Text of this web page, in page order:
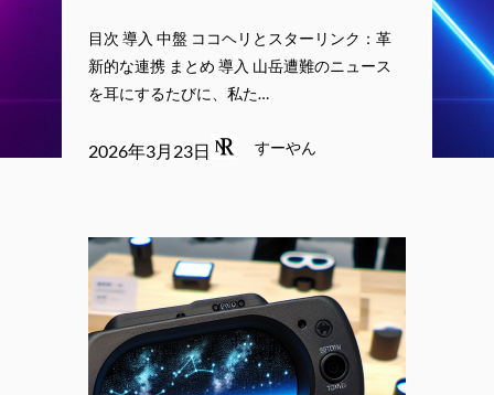
目次 導入 中盤 ココヘリとスターリンク：革
新的な連携 まとめ 導入 山岳遭難のニュース
を耳にするたびに、私た…
2026年3月23日 すーやん